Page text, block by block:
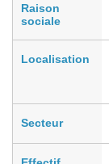
Raison
sociale
Localisation
Secteur